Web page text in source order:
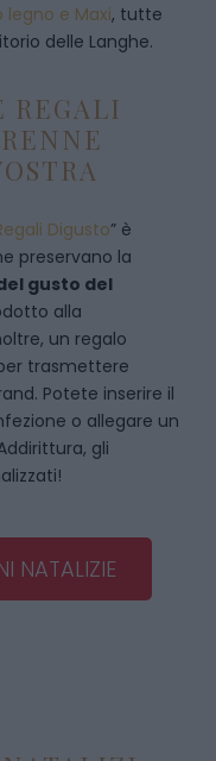
legno e Maxi, tutte
delle Langhe.
REGALI
Digusto” è
preservano la
gusto del
alla
un regalo
trasmettere
Potete inserire il
o allegare un
gli
NATALIZIE